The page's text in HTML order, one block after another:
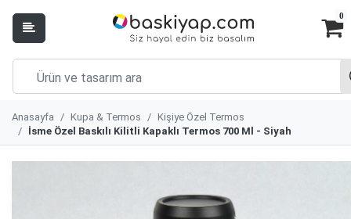
0
Anasayfa Kupa & Termos
Kişiye Özel Termos
İsme Özel Baskılı Kilitli Kapaklı Termos 700 Ml - Siyah